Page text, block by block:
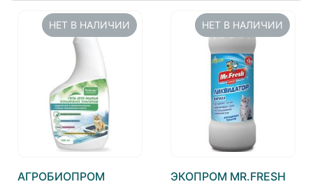
НЕТ В НАЛИЧИИ
АГРОБИОПРОМ
НЕТ В НАЛИЧИИ
ЭКОПРОМ MR.FRESH